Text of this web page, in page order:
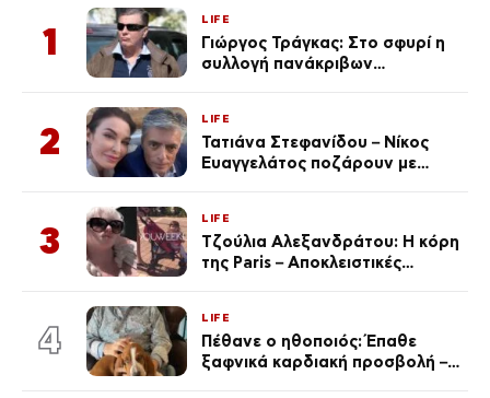
1
LIFE
Γιώργος Τράγκας: Στο σφυρί η
συλλογή πανάκριβων
2
LIFE
Τατιάνα Στεφανίδου – Νίκος
Ευαγγελάτος ποζάρουν με
3
LIFE
Τζούλια Αλεξανδράτου: Η κόρη
της Paris – Αποκλειστικές
4
LIFE
Πέθανε ο ηθοποιός: Έπαθε
ξαφνικά καρδιακή προσβολή – Η